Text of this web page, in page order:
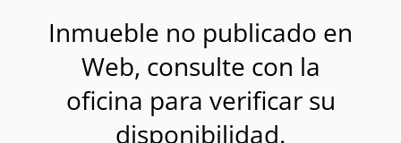
Inmueble no publicado en
Web, consulte con la
oficina para verificar su
disponibilidad.